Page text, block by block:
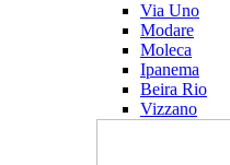
Via Uno
Modare
Moleca
Ipanema
Beira Rio
Vizzano